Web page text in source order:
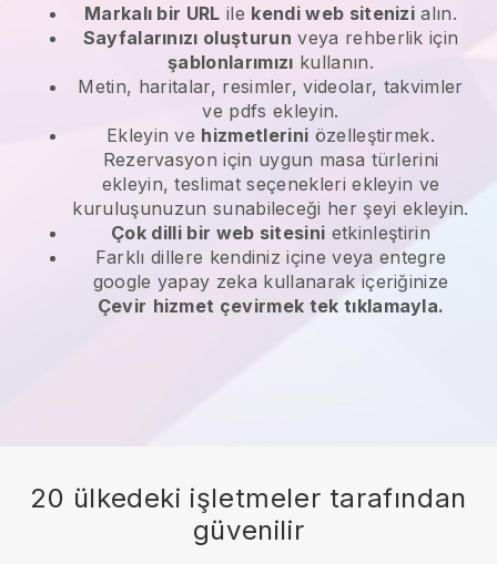
Markalı bir URL ile kendi web sitenizi alın.
Sayfalarınızı oluşturun veya rehberlik için
şablonlarımızı kullanın.
Metin, haritalar, resimler, videolar, takvimler
ve pdfs ekleyin.
Ekleyin ve hizmetlerini özelleştirmek.
Rezervasyon için uygun masa türlerini
ekleyin, teslimat seçenekleri ekleyin ve
kuruluşunuzun sunabileceği her şeyi ekleyin.
Çok dilli bir web sitesini etkinleştirin
Farklı dillere kendiniz içine veya entegre
google yapay zeka kullanarak içeriğinize
Çevir hizmet çevirmek tek tıklamayla.
20 ülkedeki işletmeler tarafından
güvenilir